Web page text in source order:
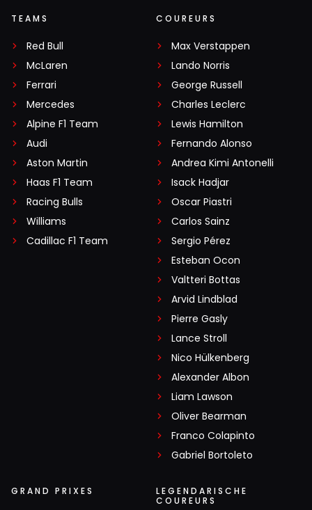
TEAMS
Red Bull
McLaren
Ferrari
Mercedes
Alpine F1 Team
Audi
Aston Martin
Haas F1 Team
Racing Bulls
Williams
Cadillac F1 Team
COUREURS
Max Verstappen
Lando Norris
George Russell
Charles Leclerc
Lewis Hamilton
Fernando Alonso
Andrea Kimi Antonelli
Isack Hadjar
Oscar Piastri
Carlos Sainz
Sergio Pérez
Esteban Ocon
Valtteri Bottas
Arvid Lindblad
Pierre Gasly
Lance Stroll
Nico Hülkenberg
Alexander Albon
Liam Lawson
Oliver Bearman
Franco Colapinto
Gabriel Bortoleto
GRAND PRIXES
LEGENDARISCHE
COUREURS